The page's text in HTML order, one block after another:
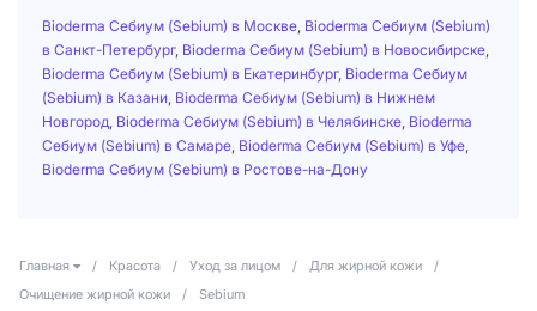
Bioderma Себиум (Sebium) в Москве Bioderma Себиум (Sebium)
в Санкт-Петербург, Bioderma Себиум (Sebium) в Новосибирске
Bioderma Себиум (Sebium) в Екатеринбург, Bioderma Себиум
(Sebium) в Казани Bioderma Себиум (Sebium) в Нижнем
Новгород Bioderma Себиум (Sebium) в Челябинске Bioderma
Себиум (Sebium) в Самаре Bioderma Себиум (Sebium) в Уфе
Bioderma Себиум (Sebium) в Ростове-на-Дону
Главная / Красота / Уход за лицом / Для жирной кожи
/
Очищение жирной кожи
/ Sebium